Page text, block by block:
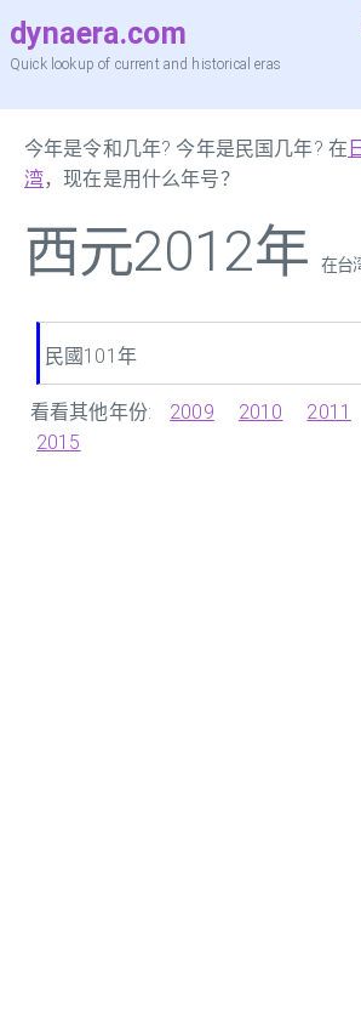
dynaera.com
Quick lookup of current and historical eras
今年是令和几年? 今年是民国几年? 在
湾，现在是用什么年号？
西元2012年 在台
民國101年
看看其他年份: 2009 2010 2011
2015